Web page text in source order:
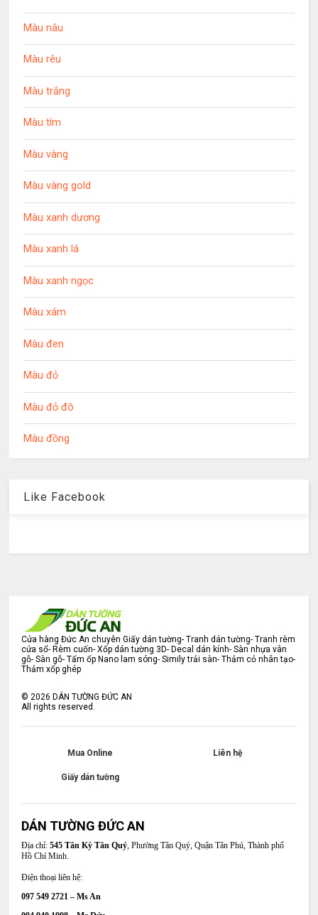
Màu nâu
Màu rêu
Màu trắng
Màu tím
Màu vàng
Màu vàng gold
Màu xanh dương
Màu xanh lá
Màu xanh ngọc
Màu xám
Màu đen
Màu đỏ
Màu đỏ đô
Màu đồng
Like Facebook
Cửa hàng Đức An chuyên Giấy dán tường- Tranh dán tường- Tranh rèm
cửa sổ- Rèm cuốn- Xốp dán tường 3D- Decal dán kính- Sàn nhựa vân
gỗ- Sàn gỗ- Tấm ốp Nano lam sóng- Simily trải sàn- Thảm cỏ nhân tạo-
Thảm xốp ghép
©2026 DÁN TƯỜNG ĐỨC AN
All rights reserved.
Mua Online Liên hệ
Giấy dán tường
DÁN TƯỜNG ĐỨC AN
Địa chỉ: 545 Tân Kỳ Tân Quý, Phường Tân Quý, Quận Tân Phú, Thành phố
Hồ Chí Minh.
Điện thoại liên hệ:
097 549 2721 – Ms An